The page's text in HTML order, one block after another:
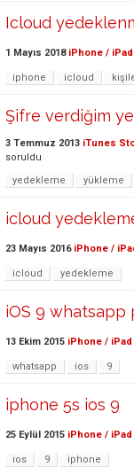
Icloud
1 Mayıs 2018 iPhone / iPad
iphone icloud
Şifre verdiğim
3 Temmuz 2013 iTunes
soruldu
yedekleme
yükleme
icloud
23 Mayıs 2016 iPhone /
icloud yedekleme
iOS 9 whatsapp
13 Ekim 2015 iPhone / iPad
whatsapp ios 9
iphone 5s ios 9
25 Eylül 2015 iPhone / iPad
ios 9 iphone